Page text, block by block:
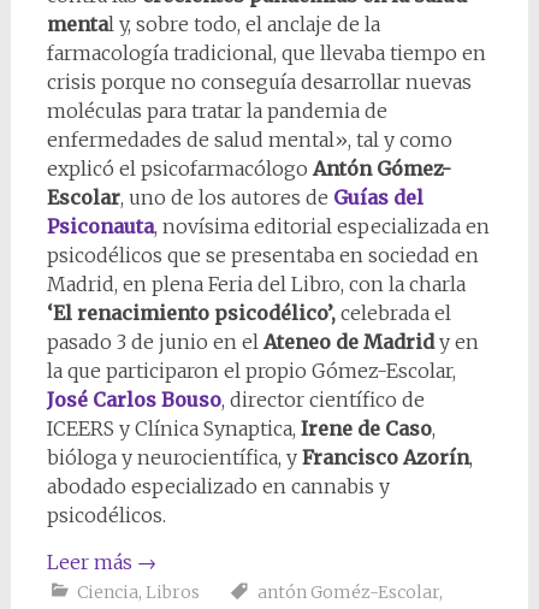
mental y, sobre todo, el anclaje de la
farmacología tradicional, que llevaba tiempo en
crisis porque no conseguía desarrollar nuevas
moléculas para tratar la pandemia de
enfermedades de salud mental», tal y como
explicó el psicofarmacólogo Antón Gómez-
Escolar, uno de los autores de Guías del
Psiconauta, novísima editorial especializada en
psicodélicos que se presentaba en sociedad en
Madrid, en plena Feria del Libro, con la charla
‘El renacimiento psicodélico’,celebrada el
pasado 3 de junio en el Ateneo de Madridy en
la que participaron el propio Gómez-Escolar,
José Carlos Bouso, director científico de
ICEERS y Clínica Synaptica, Irene de Caso,
bióloga y neurocientífica, yFrancisco Azorín,
abodado especializado en cannabis y
psicodélicos.
Leer más →
Ciencia, Libros antón Goméz-Escolar,